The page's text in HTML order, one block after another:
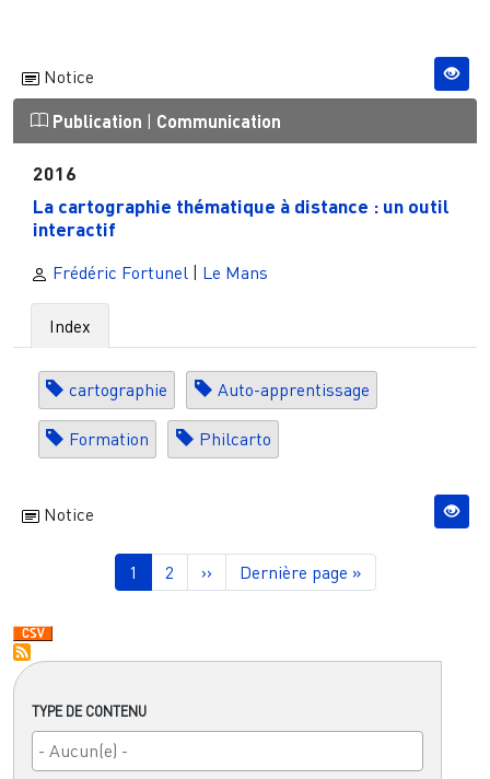
TYPE DE CONTENU
Notice
Publication | Communication
2016
La cartographie thématique à distance : un outil
interactif
Frédéric Fortunel | Le Mans
Index
cartographie Auto-apprentissage
Formation Philcarto
Notice
Pagination
Page courante
1 Page
2 Page suivante
›› Dernière page
Dernière page »